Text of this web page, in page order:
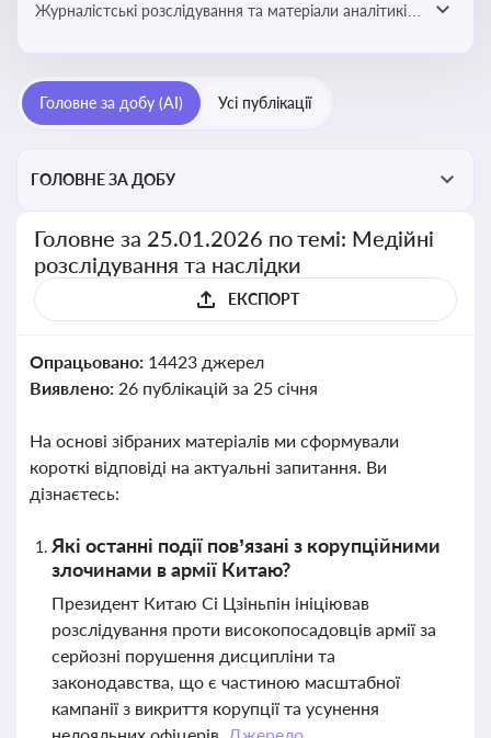
Журналістські розслідування та матеріали аналітиків
компаній, посадових осіб і пов’язаних осіб
Головне за добу (AI) Усі публікації
ГОЛОВНЕ ЗА ДОБУ
Головне за 25.01.2026 по темі: Медійні
розслідування та наслідки
ЕКСПОРТ
Опрацьовано: 14423 джерел
Виявлено: 26 публікацій за 25 січня
На основі зібраних матеріалів ми сформували
короткі відповіді на актуальні запитання. Ви
дізнаєтесь:
Які останні події пов’язані з корупційними
злочинами в армії Китаю?
Президент Китаю Сі Цзіньпін ініціював
розслідування проти високопосадовців армії за
серйозні порушення дисципліни та
законодавства, що є частиною масштабної
кампанії з викриття корупції та усунення